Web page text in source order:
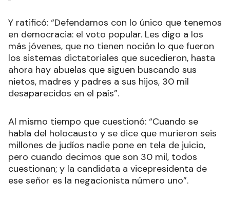
Y ratificó: “Defendamos con lo único que tenemos
en democracia: el voto popular. Les digo a los
más jóvenes, que no tienen noción lo que fueron
los sistemas dictatoriales que sucedieron, hasta
ahora hay abuelas que siguen buscando sus
nietos, madres y padres a sus hijos, 30 mil
desaparecidos en el país”.
Al mismo tiempo que cuestionó: “Cuando se
habla del holocausto y se dice que murieron seis
millones de judíos nadie pone en tela de juicio,
pero cuando decimos que son 30 mil, todos
cuestionan; y la candidata a vicepresidenta de
ese señor es la negacionista número uno”.